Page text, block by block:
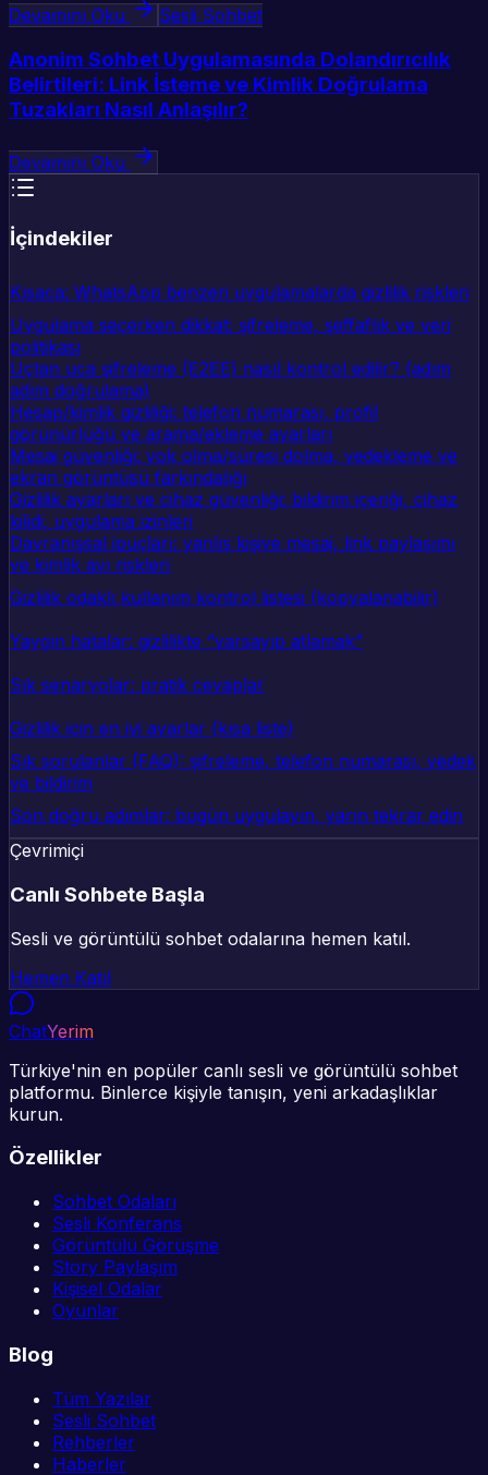
Devamını Oku Sesli Sohbet
Anonim Sohbet Uygulamasında Dolandırıcılık
Belirtileri: Link İsteme ve Kimlik Doğrulama
Tuzakları Nasıl Anlaşılır?
Devamını Oku
İçindekiler
Kısaca: WhatsApp benzeri uygulamalarda gizlilik riskleri
Uygulama seçerken dikkat: şifreleme, şeffaflık ve veri
politikası
Uçtan uca şifreleme (E2EE) nasıl kontrol edilir? (adım
adım doğrulama)
Hesap/kimlik gizliliği: telefon numarası, profil
görünürlüğü ve arama/ekleme ayarları
Mesaj güvenliği: yok olma/süresi dolma, yedekleme ve
ekran görüntüsü farkındalığı
Gizlilik ayarları ve cihaz güvenliği: bildirim içeriği, cihaz
kilidi, uygulama izinleri
Davranışsal ipuçları: yanlış kişiye mesaj, link paylaşımı
ve kimlik avı riskleri
Gizlilik odaklı kullanım kontrol listesi (kopyalanabilir)
Yaygın hatalar: gizlilikte “varsayıp atlamak”
Sık senaryolar: pratik cevaplar
Gizlilik için en iyi ayarlar (kısa liste)
Sık sorulanlar (FAQ): şifreleme, telefon numarası, yedek
ve bildirim
Son doğru adımlar: bugün uygulayın, yarın tekrar edin
Çevrimiçi
Canlı Sohbete Başla
Sesli ve görüntülü sohbet odalarına hemen katıl.
Hemen Katıl
ChatYerim
Türkiye'nin en popüler canlı sesli ve görüntülü sohbet
platformu. Binlerce kişiyle tanışın, yeni arkadaşlıklar
kurun.
Özellikler
Sohbet Odaları
Sesli Konferans
Görüntülü Görüşme
Story Paylaşım
Kişisel Odalar
Oyunlar
Blog
Tüm Yazılar
Sesli Sohbet
Rehberler
Haberler